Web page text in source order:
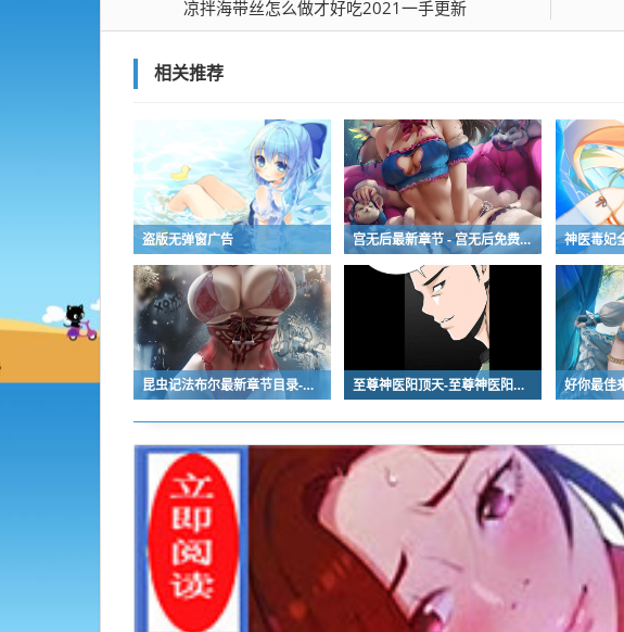
凉拌海带丝怎么做才好吃2021一手更新
相关推荐
盗版无弹窗广告 宫无后最新章节 - 宫无后免费阅读
昆虫记法布尔最新章节目录-昆虫记法布尔小说,小说网,最新热门小说 至尊神医阳顶天-至尊神医阳顶天全文免费阅读